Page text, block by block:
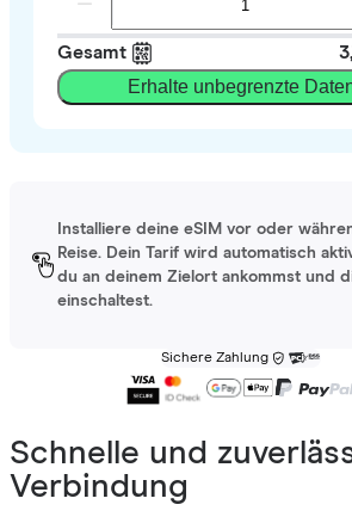
Gesamt
Erhalte unbegrenzte
Installiere deine eSIM vor oder
Reise. Dein Tarif wird automatisch
du an deinem Zielort ankommst und
einschaltest.
Sichere Zahlung
Schnelle und
Verbindung